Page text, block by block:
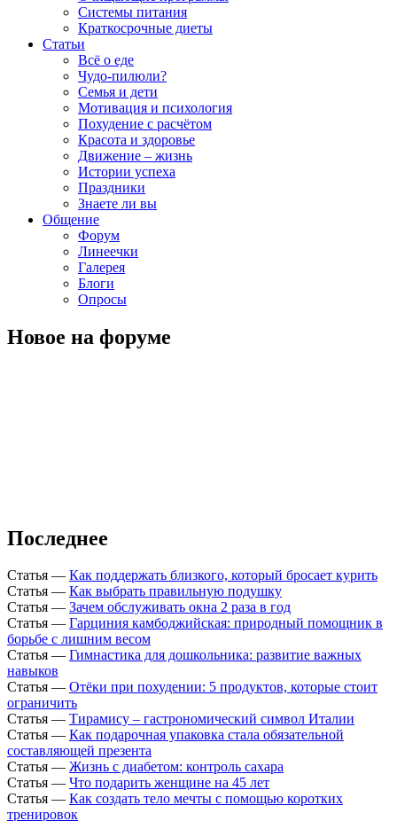
Системы питания
Краткосрочные диеты
Статьи
Всё о еде
Чудо-пилюли?
Семья и дети
Мотивация и психология
Похудение с расчётом
Красота и здоровье
Движение – жизнь
Истории успеха
Праздники
Знаете ли вы
Общение
Форум
Линеечки
Галерея
Блоги
Опросы
Новое на форуме
Последнее
Статья — Как поддержать близкого, который бросает курить
Статья — Как выбрать правильную подушку
Статья — Зачем обслуживать окна 2 раза в год
Статья — Гарциния камбоджийская: природный помощник в
борьбе с лишним весом
Статья — Гимнастика для дошкольника: развитие важных
навыков
Статья — Отёки при похудении: 5 продуктов, которые стоит
ограничить
Статья — Тирамису – гастрономический символ Италии
Статья — Как подарочная упаковка стала обязательной
составляющей презента
Статья — Жизнь с диабетом: контроль сахара
Статья — Что подарить женщине на 45 лет
Статья — Как создать тело мечты с помощью коротких
тренировок